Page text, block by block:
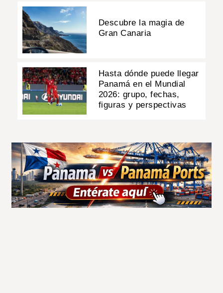
Descubre la magia de
Gran Canaria
Hasta dónde puede llegar
Panamá en el Mundial
2026: grupo, fechas,
figuras y perspectivas